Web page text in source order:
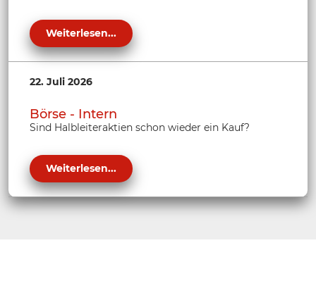
Weiterlesen...
22. Juli 2026
Börse - Intern
Sind Halbleiteraktien schon wieder ein Kauf?
Weiterlesen...